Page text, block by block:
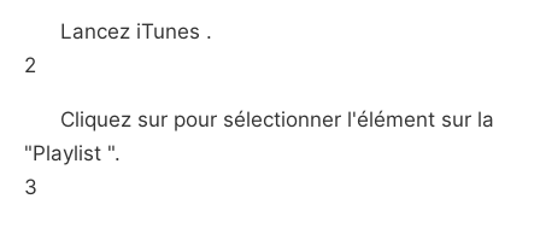
Lancez iTunes .
2
Cliquez sur pour sélectionner l'élément sur ​​la
"Playlist ".
3